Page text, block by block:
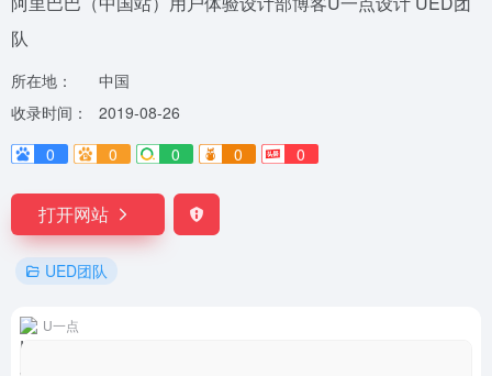
队
所在地：
中国
收录时间：
2019-08-26
0
0 0 0 0
打开网站
UED团队
U一点